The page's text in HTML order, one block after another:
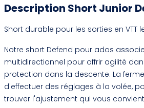
Description Short Junior
Short durable pour les sorties en VTT
Notre short Defend pour ados
multidirectionnel pour offrir agilité
protection dans la descente. La
d'effectuer des réglages à la volée,
trouver l'ajustement qui vous